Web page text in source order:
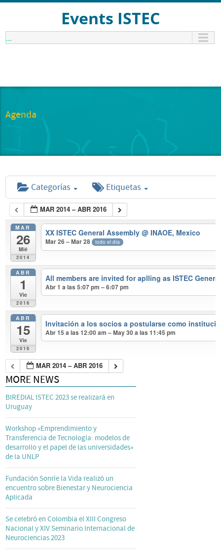
Events ISTEC
...
Agenda
Categorías Etiquetas
MAR 2014 – ABR 2016
MAR
26
Mié
2014
XX ISTEC General Assembly @ INAOE, Mexico
Mar 26 – Mar 28 todo el día
ABR
1
Vie
2016
All members are invited for aplling as ISTEC
Abr 1 a las 5:07 pm – 6:07 pm
ABR
15
Vie
2016
Invitación a los socios a postularse como
Abr 15 a las 12:00 am – May 30 a las 11:45 pm
MAR 2014 – ABR 2016
MORE NEWS
BIREDIAL ISTEC 2023 se realizará en
Uruguay
Workshop «Emprendimiento y
Transferencia de Tecnología: modelos de
desarrollo y el papel de las universidades»
de la UNLP
Fundación Sonríe la Vida realizó un
encuentro sobre Bienestar y Neurociencia
Aplicada
Se celebró en Colombia el XIII Congreso
Nacional y XIV Seminario Internacional de
Neurociencias 2023